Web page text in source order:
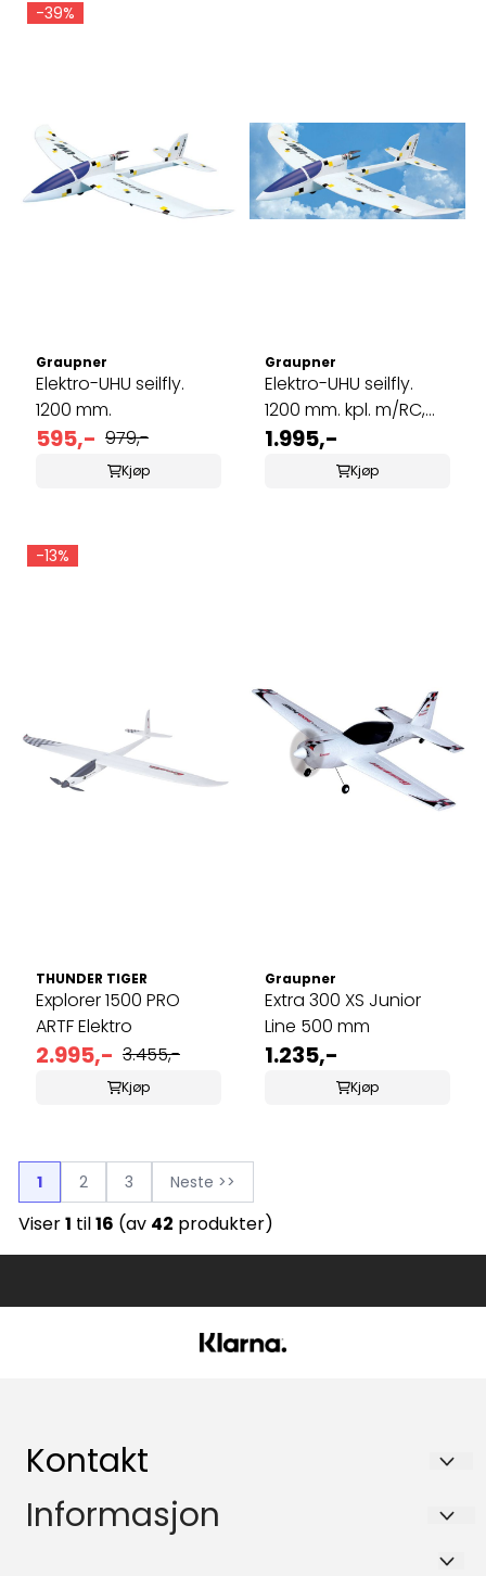
-39%
Graupner
Elektro-UHU seilfly.
1200 mm.
595,- 979,-
Kjøp
Graupner
Elektro-UHU seilfly.
1200 mm. kpl. m/RC,
motor, ...
1.995,-
Kjøp
-13%
THUNDER TIGER
Explorer 1500 PRO
ARTF Elektro
2.995,- 3.455,-
Kjøp
Graupner
Extra 300 XS Junior
Line 500 mm
1.235,-
Kjøp
1 2 3 Neste >>
Viser1 til16 (av 42 produkter)
Kontakt
Glassmagasinet Øgrey ANS
Informasjon